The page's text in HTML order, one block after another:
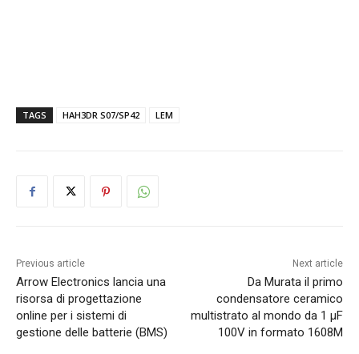
TAGS HAH3DR S07/SP42 LEM
Previous article
Arrow Electronics lancia una
risorsa di progettazione
online per i sistemi di
gestione delle batterie (BMS)
Next article
Da Murata il primo
condensatore ceramico
multistrato al mondo da 1 µF
100V in formato 1608M